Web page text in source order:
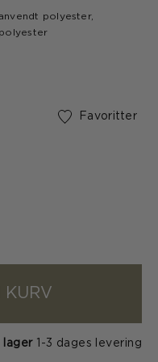
polyester,
Favoritter
lager 1-3 dages levering